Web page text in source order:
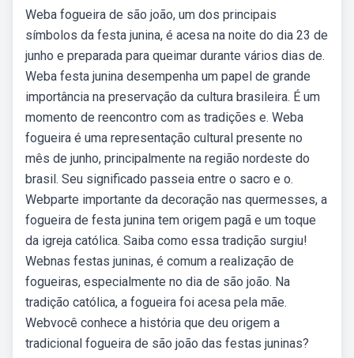
Weba fogueira de são joão, um dos principais
símbolos da festa junina, é acesa na noite do dia 23 de
junho e preparada para queimar durante vários dias de.
Weba festa junina desempenha um papel de grande
importância na preservação da cultura brasileira. É um
momento de reencontro com as tradições e. Weba
fogueira é uma representação cultural presente no
mês de junho, principalmente na região nordeste do
brasil. Seu significado passeia entre o sacro e o.
Webparte importante da decoração nas quermesses, a
fogueira de festa junina tem origem pagã e um toque
da igreja católica. Saiba como essa tradição surgiu!
Webnas festas juninas, é comum a realização de
fogueiras, especialmente no dia de são joão. Na
tradição católica, a fogueira foi acesa pela mãe.
Webvocê conhece a história que deu origem a
tradicional fogueira de são joão das festas juninas?